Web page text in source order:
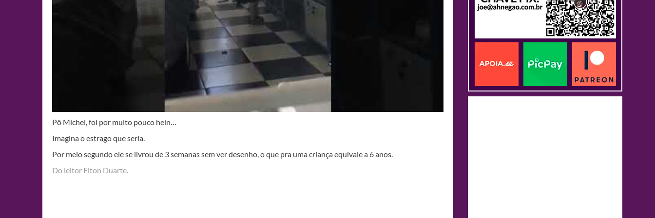
Pô Michel, foi por muito pouco hein…
Imagina o estrago que seria.
Por meio segundo ele se livrou de 3 semanas sem ver desenho, o que pra uma criança equivale a 6 anos.
Do leitor Elton Duarte.